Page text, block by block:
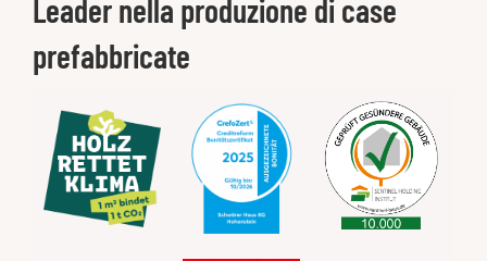
Leader nella produzione di case
prefabbricate